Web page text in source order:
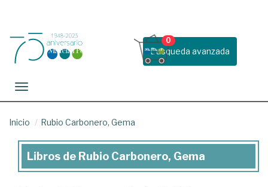
Busqueda avanzada
0
Toggle navigation
Inicio Rubio Carbonero, Gema
Libros
Libros de Rubio Carbonero, Gema